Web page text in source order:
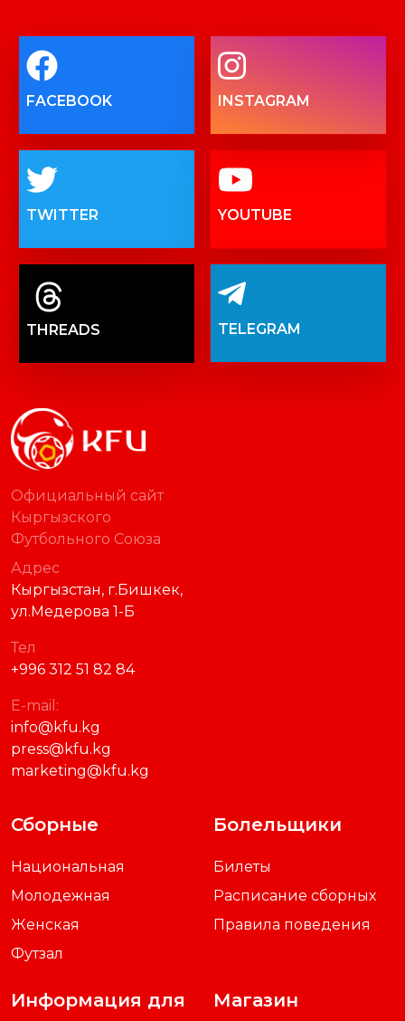
FACEBOOK INSTAGRAM
TWITTER YOUTUBE
THREADS TELEGRAM
Официальный сайт
Кыргызского
Футбольного Союза
Адрес
Кыргызстан, г.Бишкек,
ул.Медерова 1-Б
Тел
+996 312 51 82 84
E-mail:
info@kfu.kg
press@kfu.kg
marketing@kfu.kg
Сборные
Национальная
Молодежная
Женская
Футзал
Болельщики
Билеты
Расписание сборных
Правила поведения
Информация для
Магазин